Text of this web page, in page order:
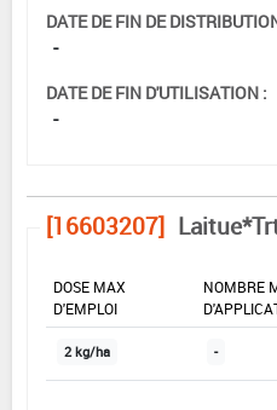
DATE DE FIN DE
-
DATE DE FIN D'UTILISATION :
-
[16603207]
DOSE MAX
D'EMPLOI
NOMBRE
2 kg/ha -